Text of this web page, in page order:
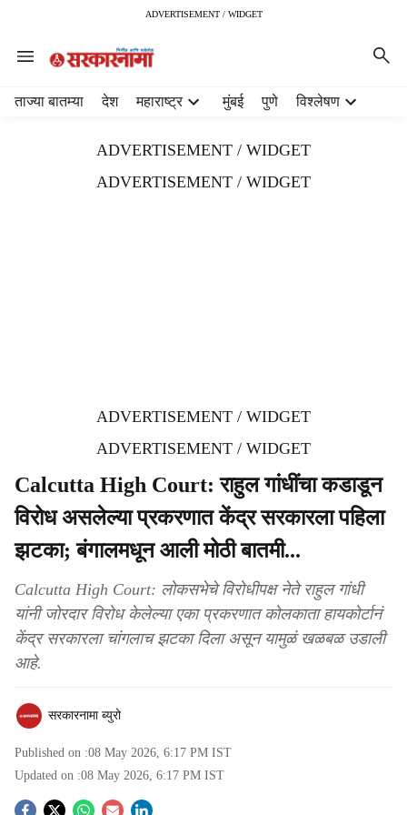
ADVERTISEMENT / WIDGET
ताज्या बातम्या देश महाराष्ट्र मुंबई पुणे विश्लेषण
ADVERTISEMENT / WIDGET
ADVERTISEMENT / WIDGET
ADVERTISEMENT / WIDGET
ADVERTISEMENT / WIDGET
Calcutta High Court: राहुल गांधींचा कडाडून
विरोध असलेल्या प्रकरणात केंद्र सरकारला पहिला
झटका; बंगालमधून आली मोठी बातमी...
Calcutta High Court: लोकसभेचे विरोधीपक्ष नेते राहुल गांधी
यांनी जोरदार विरोध केलेल्या एका प्रकरणात कोलकाता हायकोर्टानं
केंद्र सरकारला चांगलाच झटका दिला असून यामुळं खळबळ उडाली
आहे.
सरकारनामा ब्युरो
Published on :08 May 2026, 6:17 PM IST
Updated on :08 May 2026, 6:17 PM IST